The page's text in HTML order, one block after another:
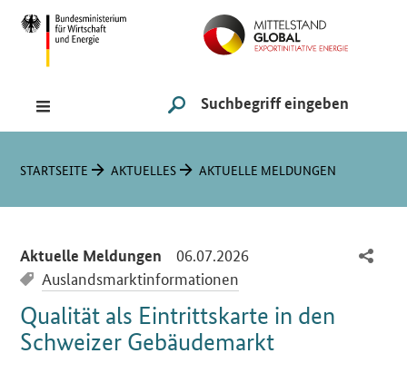
Suche
SUCHE STARTEN
Sie sind hier:
STARTSEITE AKTUELLES AKTUELLE MELDUNGEN
Aktuelle Meldungen 06.07.2026
Auslandsmarktinformationen
Qualität als Eintrittskarte in den
Schweizer Gebäudemarkt